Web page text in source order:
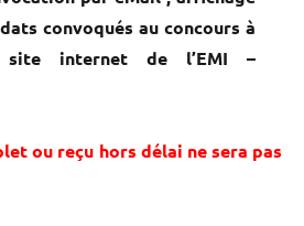
convoqués au concours à
internet de l’EMI –
ou reçu hors délai ne sera pas